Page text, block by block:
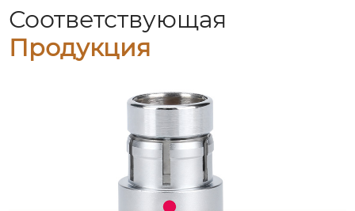
Соответствующая
Продукция